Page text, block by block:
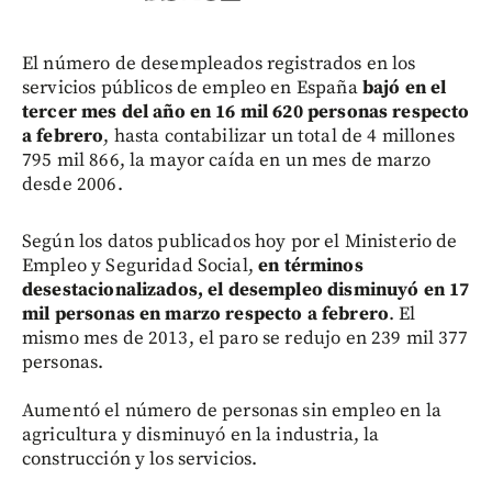
El número de desempleados registrados en los
servicios públicos de empleo en Españabajó en el
tercer mes del año en 16 mil 620 personas respecto
a febrero, hasta contabilizar un total de 4 millones
795 mil 866, la mayor caída en un mes de marzo
desde 2006.
Según los datos publicados hoy por el Ministerio de
Empleo y Seguridad Social,en términos
desestacionalizados, el desempleo disminuyó en 17
mil personas en marzo respecto a febrero. El
mismo mes de 2013, el paro se redujo en 239 mil 377
personas.
Aumentó el número de personas sin empleo en la
agricultura y disminuyó en la industria, la
construcción y los servicios.